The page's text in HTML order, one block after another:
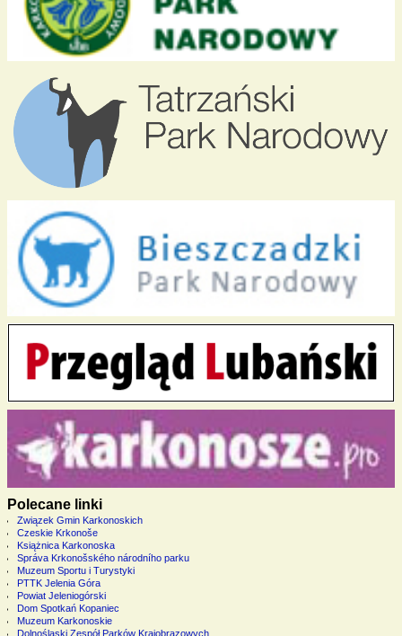
Polecane linki
Związek Gmin Karkonoskich
Czeskie Krkonoše
Książnica Karkonoska
Správa Krkonošského národního parku
Muzeum Sportu i Turystyki
PTTK Jelenia Góra
Powiat Jeleniogórski
Dom Spotkań Kopaniec
Muzeum Karkonoskie
Dolnośląski Zespół Parków Krajobrazowych